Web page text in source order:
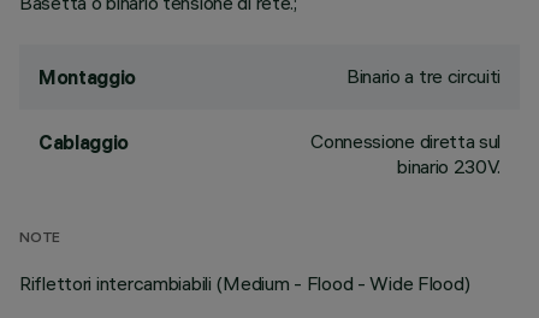
Montaggio Binario a tre circuiti
Cablaggio
Connessione diretta sul
binario 230V.
NOTE
Riflettori intercambiabili (Medium - Flood - Wide Flood)